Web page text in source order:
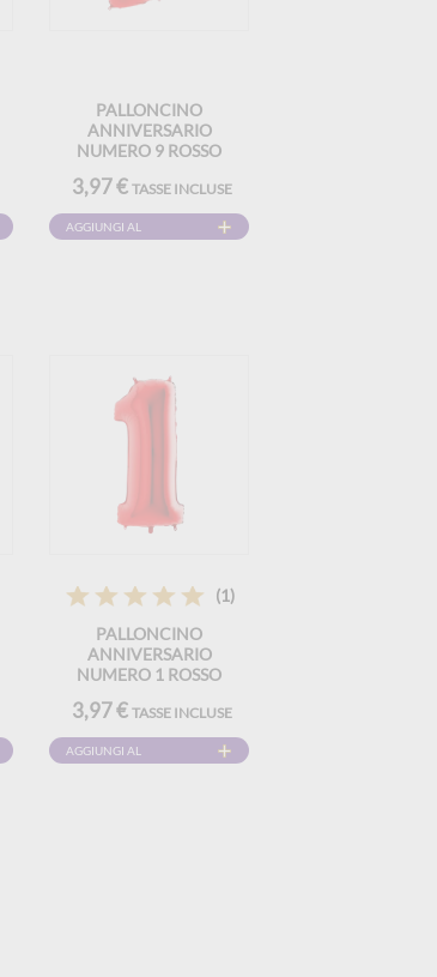
PALLONCINO
ANNIVERSARIO
NUMERO 9 ROSSO
3,97 €TASSE INCLUSE
AGGIUNGI AL
(1)
PALLONCINO
ANNIVERSARIO
NUMERO 1 ROSSO
3,97 €TASSE INCLUSE
AGGIUNGI AL